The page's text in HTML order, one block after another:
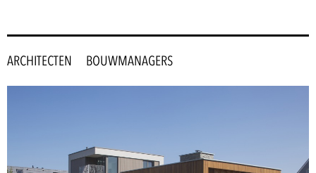
ARCHITECTEN BOUWMANAGERS